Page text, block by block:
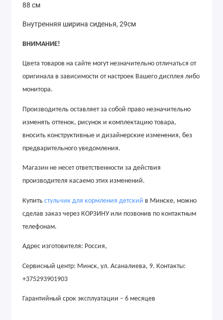
88 см
Внутренняя ширина сиденья, 29см
ВНИМАНИЕ!
Цвета товаров на сайте могут незначительно отличаться от
оригинала в зависимости от настроек Вашего дисплея либо
монитора.
Производитель оставляет за собой право незначительно
изменять оттенок, рисунок и комплектацию товара,
вносить конструктивные и дизайнерские изменения, без
предварительного уведомления.
Магазин не несет ответственности за действия
производителя касаемо этих изменений.
Купить стульчик для кормления детский в Минске, можно
сделав заказ через КОРЗИНУ или позвонив по контактным
телефонам.
Адрес изготовителя: Россия,
Сервисный центр: Минск, ул. Асаналиева, 9. Контакты:
+375293901903
Гарантийный срок эксплуатации – 6 месяцев